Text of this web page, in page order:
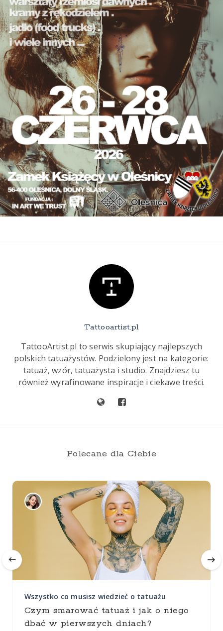
Tattooartist.pl
TattooArtist.pl to serwis skupiający najlepszych
polskich tatuażystów. Podzielony jest na kategorie:
tatuaż, wzór, tatuażysta i studio. Znajdziesz tu
również wyrafinowane inspiracje i ciekawe treści.
Polecane dla Ciebie
Wszystko co musisz wiedzieć o tatuażu
Czym smarować tatuaż i jak o niego
dbać w pierwszych dniach?